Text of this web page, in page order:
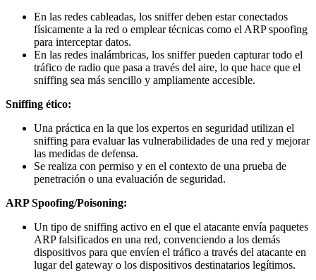
En las redes cableadas, los sniffer deben estar conectados
físicamente a la red o emplear técnicas como el ARP spoofing
para interceptar datos.
En las redes inalámbricas, los sniffer pueden capturar todo el
tráfico de radio que pasa a través del aire, lo que hace que el
sniffing sea más sencillo y ampliamente accesible.
Sniffing ético:
Una práctica en la que los expertos en seguridad utilizan el
sniffing para evaluar las vulnerabilidades de una red y mejorar
las medidas de defensa.
Se realiza con permiso y en el contexto de una prueba de
penetración o una evaluación de seguridad.
ARP Spoofing/Poisoning:
Un tipo de sniffing activo en el que el atacante envía paquetes
ARP falsificados en una red, convenciendo a los demás
dispositivos para que envíen el tráfico a través del atacante en
lugar del gateway o los dispositivos destinatarios legítimos.